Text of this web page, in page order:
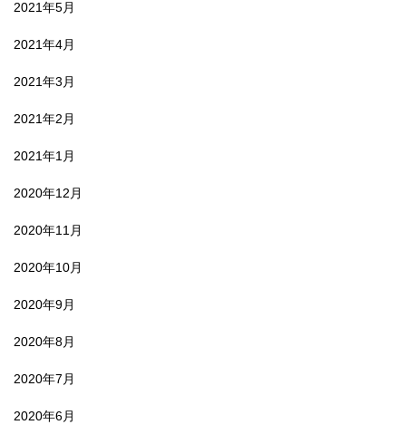
2021年5月
2021年4月
2021年3月
2021年2月
2021年1月
2020年12月
2020年11月
2020年10月
2020年9月
2020年8月
2020年7月
2020年6月